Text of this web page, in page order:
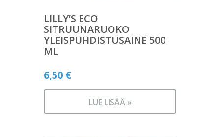
LILLY’S ECO
SITRUUNARUOKO
YLEISPUHDISTUSAINE 500
ML
6,50 €
LUE LISÄÄ »